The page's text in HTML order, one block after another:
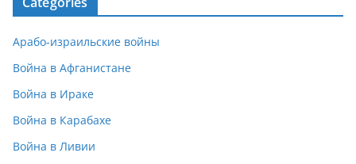
Арабо-израильские войны
Война в Афганистане
Война в Ираке
Война в Карабахе
Война в Ливии